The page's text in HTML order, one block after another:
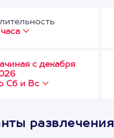
с декабря
Сб и Вс
развлечения